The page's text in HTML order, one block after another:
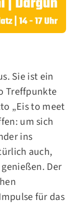
Sie ist ein
Treffpunkte
„Eis to meet
um sich
ins
auch,
Der
für das